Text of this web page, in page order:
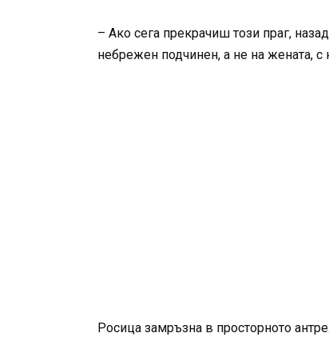
– Ако сега прекрачиш този праг,
небрежен подчинен, а не на жената, с
Росица замръзна в просторното